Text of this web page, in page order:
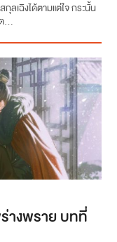
ลเฉิงได้ตามแต่ใจ กระนั้น
...
างพราย บทที่